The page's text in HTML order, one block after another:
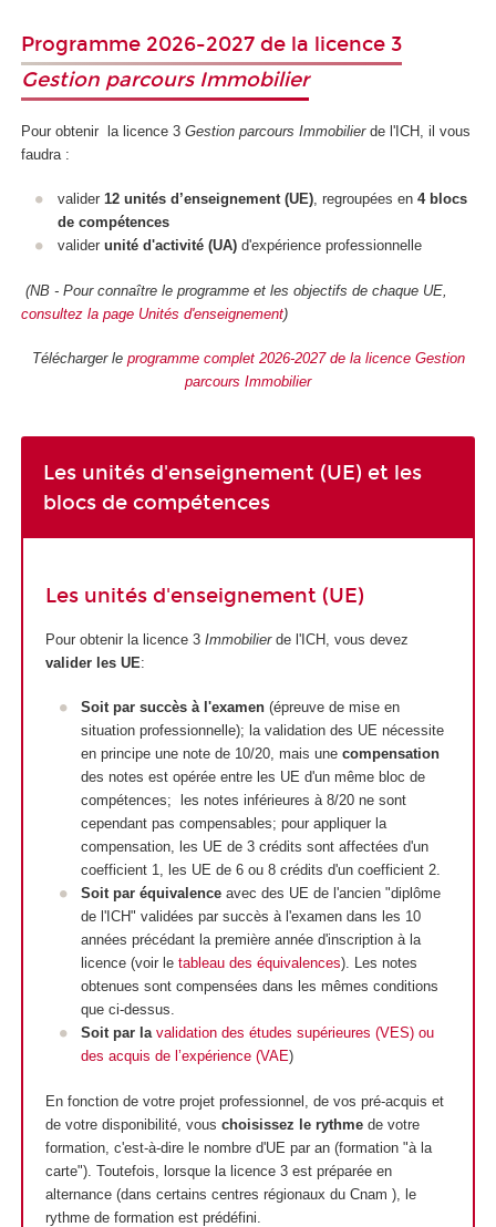
Programme 2026-2027 de la licence 3
Gestion parcours Immobilier
Pour obtenir la licence 3 Gestion parcours Immobilierde l'ICH, il vous
faudra :
valider 12 unités d’enseignement (UE), regroupées en4 blocs
de compétences
valider unité d'activité (UA)d'expérience professionnelle
(NB - Pour connaître le programme et les objectifs de chaque UE,
consultez la page Unités d'enseignement)
Télécharger le programme complet 2026-2027 de la licence Gestion
parcours Immobilier
Les unités d'enseignement (UE) et les
blocs de compétences
Les unités d'enseignement (UE)
Pour obtenir la licence 3 Immobilierde l'ICH, vous devez
valider les UE:
Soit par succès à l'examen (épreuve de mise en
situation professionnelle); la validation des UE nécessite
en principe une note de 10/20, mais une compensation
des notes est opérée entre les UE d'un même bloc de
compétences; les notes inférieures à 8/20 ne sont
cependant pas compensables; pour appliquer la
compensation, les UE de 3 crédits sont affectées d'un
coefficient 1, les UE de 6 ou 8 crédits d'un coefficient 2.
Soit par équivalence avec des UE de l'ancien "diplôme
de l'ICH" validées par succès à l'examen dans les 10
années précédant la première année d'inscription à la
licence (voir le tableau des équivalences). Les notes
obtenues sont compensées dans les mêmes conditions
que ci-dessus.
Soit par la validation des études supérieures (VES) ou
des acquis de l’expérience (VAE)
En fonction de votre projet professionnel, de vos pré-acquis et
de votre disponibilité, vous choisissez le rythmede votre
formation, c'est-à-dire le nombre d'UE par an (formation "à la
carte"). Toutefois, lorsque la licence 3 est préparée en
alternance (dans certains centres régionaux du Cnam ), le
rythme de formation est prédéfini.